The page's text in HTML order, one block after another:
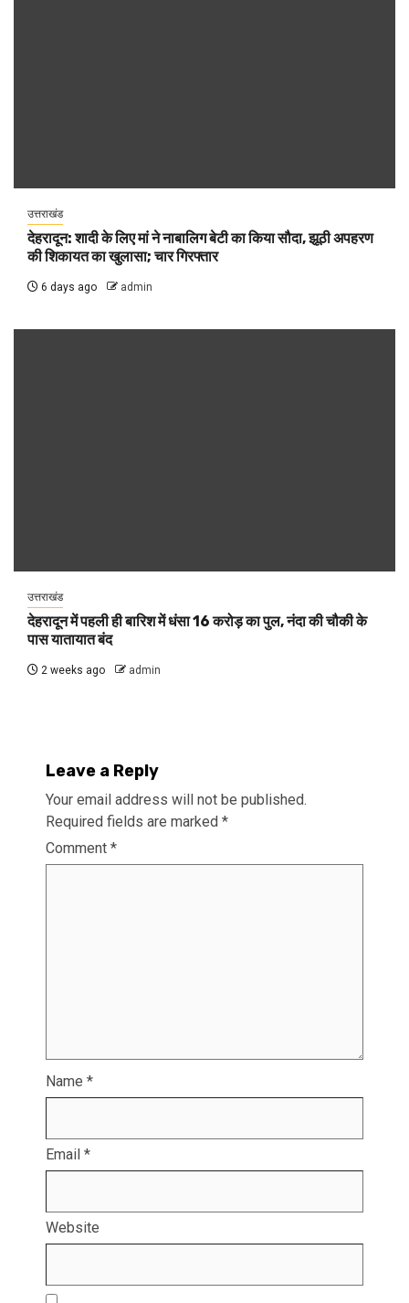
उत्तराखंड
देहरादून: शादी के लिए मां ने नाबालिग बेटी का किया सौदा, झूठी अपहरण
की शिकायत का खुलासा; चार गिरफ्तार
6 days ago admin
उत्तराखंड
देहरादून में पहली ही बारिश में धंसा 16 करोड़ का पुल, नंदा की चौकी के
पास यातायात बंद
2 weeks ago admin
Leave a Reply
Your email address will not be published.
Required fields are marked *
Comment *
Name *
Email *
Website